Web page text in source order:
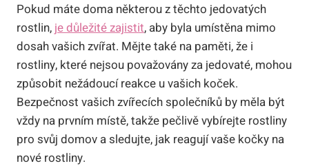
Pokud máte doma některou z těchto jedovatých
rostlin, je důležité zajistit, aby byla umístěna mimo
dosah vašich zvířat. Mějte také na paměti, že i
rostliny, které nejsou považovány za jedovaté, mohou
způsobit nežádoucí reakce u vašich koček.
Bezpečnost vašich zvířecích společníků by měla být
vždy na prvním místě, takže pečlivě vybírejte rostliny
pro svůj domov a sledujte, jak reagují vaše kočky na
nové rostliny.